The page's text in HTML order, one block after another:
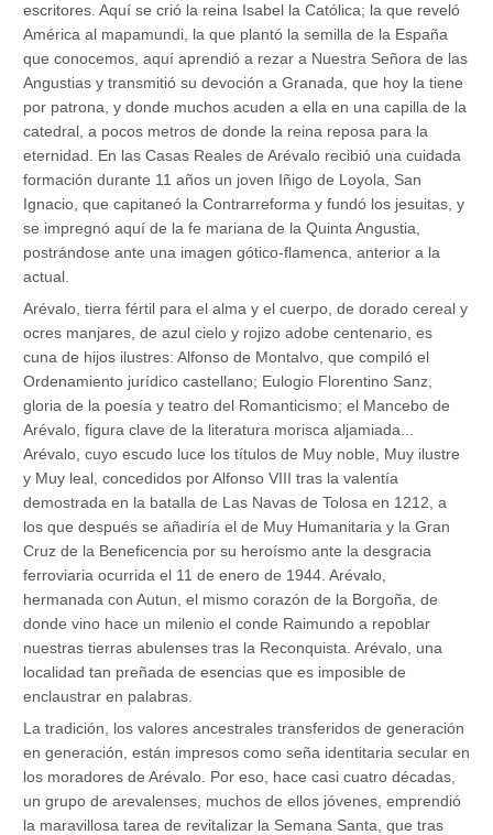
escritores. Aquí se crió la reina Isabel la Católica; la que reveló
América al mapamundi, la que plantó la semilla de la España
que conocemos, aquí aprendió a rezar a Nuestra Señora de las
Angustias y transmitió su devoción a Granada, que hoy la tiene
por patrona, y donde muchos acuden a ella en una capilla de la
catedral, a pocos metros de donde la reina reposa para la
eternidad. En las Casas Reales de Arévalo recibió una cuidada
formación durante 11 años un joven Iñigo de Loyola, San
Ignacio, que capitaneó la Contrarreforma y fundó los jesuitas, y
se impregnó aquí de la fe mariana de la Quinta Angustia,
postrándose ante una imagen gótico-flamenca, anterior a la
actual.
Arévalo, tierra fértil para el alma y el cuerpo, de dorado cereal y
ocres manjares, de azul cielo y rojizo adobe centenario, es
cuna de hijos ilustres: Alfonso de Montalvo, que compiló el
Ordenamiento jurídico castellano; Eulogio Florentino Sanz,
gloria de la poesía y teatro del Romanticismo; el Mancebo de
Arévalo, figura clave de la literatura morisca aljamiada...
Arévalo, cuyo escudo luce los títulos de Muy noble, Muy ilustre
y Muy leal, concedidos por Alfonso VIII tras la valentía
demostrada en la batalla de Las Navas de Tolosa en 1212, a
los que después se añadiría el de Muy Humanitaria y la Gran
Cruz de la Beneficencia por su heroísmo ante la desgracia
ferroviaria ocurrida el 11 de enero de 1944. Arévalo,
hermanada con Autun, el mismo corazón de la Borgoña, de
donde vino hace un milenio el conde Raimundo a repoblar
nuestras tierras abulenses tras la Reconquista. Arévalo, una
localidad tan preñada de esencias que es imposible de
enclaustrar en palabras.
La tradición, los valores ancestrales transferidos de generación
en generación, están impresos como seña identitaria secular en
los moradores de Arévalo. Por eso, hace casi cuatro décadas,
un grupo de arevalenses, muchos de ellos jóvenes, emprendió
la maravillosa tarea de revitalizar la Semana Santa, que tras